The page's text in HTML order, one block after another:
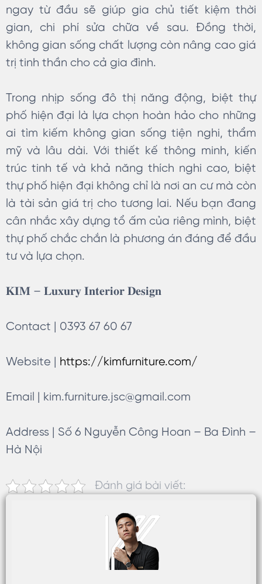
ngay từ đầu sẽ giúp gia chủ tiết kiệm thời
gian, chi phí sửa chữa về sau. Đồng thời,
không gian sống chất lượng còn nâng cao giá
trị tinh thần cho cả gia đình.
Trong nhịp sống đô thị năng động, biệt thự
phố hiện đại là lựa chọn hoàn hảo cho những
ai tìm kiếm không gian sống tiện nghi, thẩm
mỹ và lâu dài. Với thiết kế thông minh, kiến
trúc tinh tế và khả năng thích nghi cao, biệt
thự phố hiện đại không chỉ là nơi an cư mà còn
là tài sản giá trị cho tương lai. Nếu bạn đang
cân nhắc xây dựng tổ ấm của riêng mình, biệt
thự phố chắc chắn là phương án đáng để đầu
tư và lựa chọn.
𝐊𝐈𝐌 – 𝐋𝐮𝐱𝐮𝐫𝐲 𝐈𝐧𝐭𝐞𝐫𝐢𝐨𝐫 𝐃𝐞𝐬𝐢𝐠𝐧
Contact | 0393 67 60 67
Website | https://kimfurniture.com/
Email | kim.furniture.jsc@gmail.com
Address | Số 6 Nguyễn Công Hoan – Ba Đình –
Hà Nội
Đánh giá bài viết: